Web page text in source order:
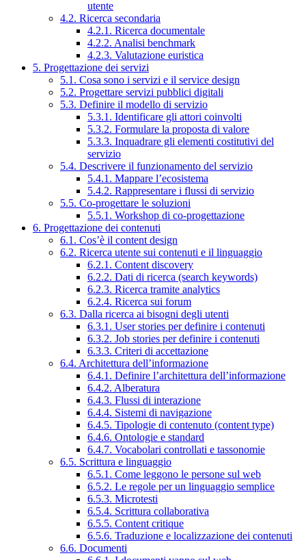
utente
4.2. Ricerca secondaria
4.2.1. Ricerca documentale
4.2.2. Analisi benchmark
4.2.3. Valutazione euristica
5. Progettazione dei servizi
5.1. Cosa sono i servizi e il service design
5.2. Progettare servizi pubblici digitali
5.3. Definire il modello di servizio
5.3.1. Identificare gli attori coinvolti
5.3.2. Formulare la proposta di valore
5.3.3. Inquadrare gli elementi costitutivi del
servizio
5.4. Descrivere il funzionamento del servizio
5.4.1. Mappare l’ecosistema
5.4.2. Rappresentare i flussi di servizio
5.5. Co-progettare le soluzioni
5.5.1. Workshop di co-progettazione
6. Progettazione dei contenuti
6.1. Cos’è il content design
6.2. Ricerca utente sui contenuti e il linguaggio
6.2.1. Content discovery
6.2.2. Dati di ricerca (search keywords)
6.2.3. Ricerca tramite analytics
6.2.4. Ricerca sui forum
6.3. Dalla ricerca ai bisogni degli utenti
6.3.1. User stories per definire i contenuti
6.3.2. Job stories per definire i contenuti
6.3.3. Criteri di accettazione
6.4. Architettura dell’informazione
6.4.1. Definire l’architettura dell’informazione
6.4.2. Alberatura
6.4.3. Flussi di interazione
6.4.4. Sistemi di navigazione
6.4.5. Tipologie di contenuto (content type)
6.4.6. Ontologie e standard
6.4.7. Vocabolari controllati e tassonomie
6.5. Scrittura e linguaggio
6.5.1. Come leggono le persone sul web
6.5.2. Le regole per un linguaggio semplice
6.5.3. Microtesti
6.5.4. Scrittura collaborativa
6.5.5. Content critique
6.5.6. Traduzione e localizzazione dei contenuti
6.6. Documenti